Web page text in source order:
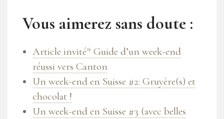
Vous aimerez sans doute :
Article invité* Guide d’un week-end
réussi vers Canton
Un week-end en Suisse #2: Gruyère(s) et
chocolat !
Un week-end en Suisse #3 (avec belles